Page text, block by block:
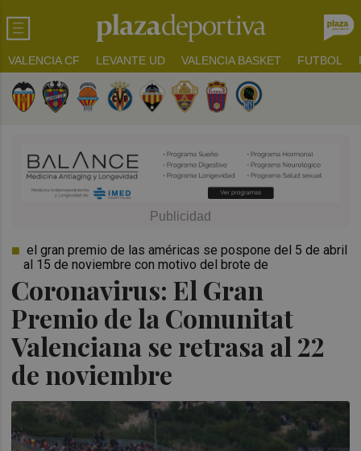
VALENCIA CF LEVANTE UD VALENCIA BASKET FUTBOL
Coronavirus: El Gran
Premio de la Comunitat
Valenciana se retrasa al 22
de noviembre
el gran premio de las américas se pospone del 5 de abril
al 15 de noviembre con motivo del brote de